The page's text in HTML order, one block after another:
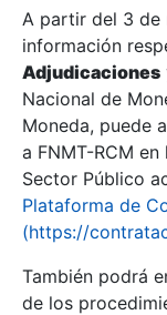
Mostra/Amaga
Mostra/Amaga
A partir del 3 de
información
Adjudicaciones
Nacional de
Moneda, puede
a FNMT-RCM
Sector Público
Plataforma de
(https://
También podrá
de los